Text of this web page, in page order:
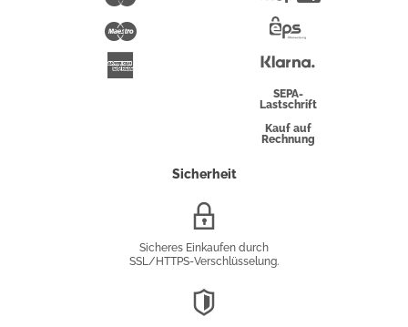
Maestro
Überweisung
SEPA-
Lastschrift
Kauf auf
Rechnung
Sicherheit
Sicheres Einkaufen durch
SSL/HTTPS-Verschlüsselung.